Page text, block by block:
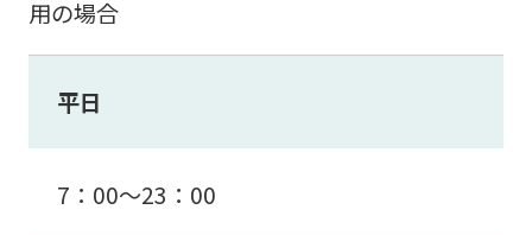
用の場合
平日
7：00～23：00